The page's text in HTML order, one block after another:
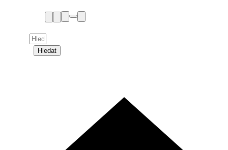
Hledat